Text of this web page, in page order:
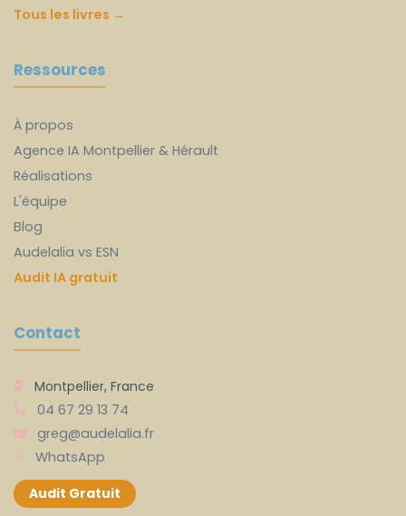
Tous les livres →
Ressources
À propos
Agence IA Montpellier & Hérault
Réalisations
L'équipe
Blog
Audelalia vs ESN
Audit IA gratuit
Contact
Montpellier, France
04 67 29 13 74
greg@audelalia.fr
WhatsApp
Audit Gratuit